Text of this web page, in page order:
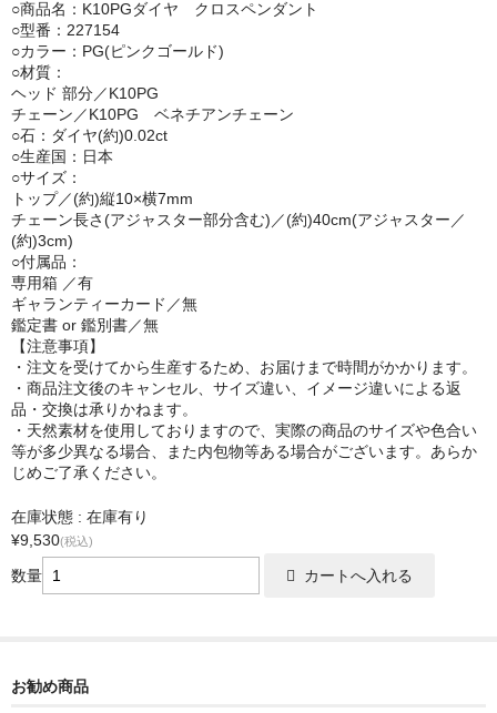
○商品名：K10PGダイヤ クロスペンダント
○型番：227154
○カラー：PG(ピンクゴールド)
○材質：
ヘッド 部分／K10PG
チェーン／K10PG ベネチアンチェーン
○石：ダイヤ(約)0.02ct
○生産国：日本
○サイズ：
トップ／(約)縦10×横7mm
チェーン長さ(アジャスター部分含む)／(約)40cm(アジャスター／
(約)3cm)
○付属品：
専用箱 ／有
ギャランティーカード／無
鑑定書 or 鑑別書／無
【注意事項】
・注文を受けてから生産するため、お届けまで時間がかかります。
・商品注文後のキャンセル、サイズ違い、イメージ違いによる返
品・交換は承りかねます。
・天然素材を使用しておりますので、実際の商品のサイズや色合い
等が多少異なる場合、また内包物等ある場合がございます。あらか
じめご了承ください。
在庫状態 : 在庫有り
¥9,530(税込)
数量
お勧め商品